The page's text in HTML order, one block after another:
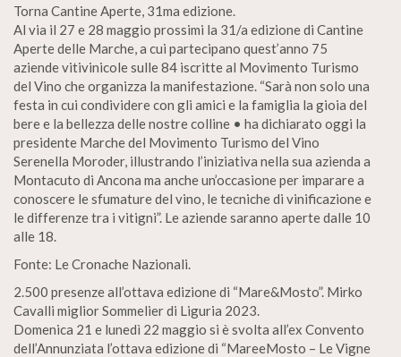
Torna Cantine Aperte, 31ma edizione.
Al via il 27 e 28 maggio prossimi la 31/a edizione di Cantine
Aperte delle Marche, a cui partecipano quest’anno 75
aziende vitivinicole sulle 84 iscritte al Movimento Turismo
del Vino che organizza la manifestazione. “Sarà non solo una
festa in cui condividere con gli amici e la famiglia la gioia del
bere e la bellezza delle nostre colline • ha dichiarato oggi la
presidente Marche del Movimento Turismo del Vino
Serenella Moroder, illustrando l’iniziativa nella sua azienda a
Montacuto di Ancona ma anche un’occasione per imparare a
conoscere le sfumature del vino, le tecniche di vinificazione e
le differenze tra i vitigni”. Le aziende saranno aperte dalle 10
alle 18.
Fonte: Le Cronache Nazionali.
2.500 presenze all’ottava edizione di “Mare&Mosto”. Mirko
Cavalli miglior Sommelier di Liguria 2023.
Domenica 21 e lunedì 22 maggio si è svolta all’ex Convento
dell’Annunziata l’ottava edizione di “MareeMosto – Le Vigne